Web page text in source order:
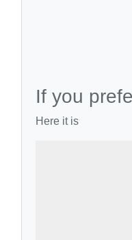
If you
Here it is